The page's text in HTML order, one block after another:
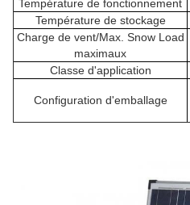
Température de fonctionnement
Température de stockage
Charge de vent/Max. Snow Load
maximaux
Classe d'application
Configuration d'emballage